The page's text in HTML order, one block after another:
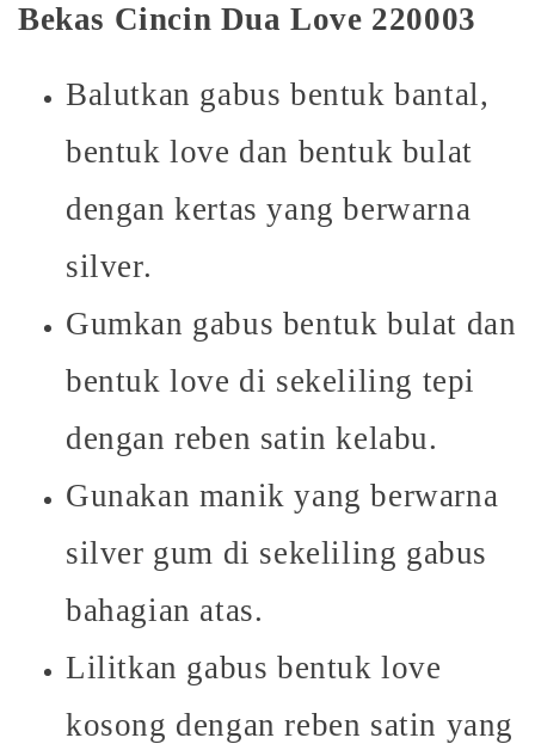
Bekas Cincin Dua Love 220003
Balutkan gabus bentuk bantal,
bentuk love dan bentuk bulat
dengan kertas yang berwarna
silver.
Gumkan gabus bentuk bulat dan
bentuk love di sekeliling tepi
dengan reben satin kelabu.
Gunakan manik yang berwarna
silver gum di sekeliling gabus
bahagian atas.
Lilitkan gabus bentuk love
kosong dengan reben satin yang